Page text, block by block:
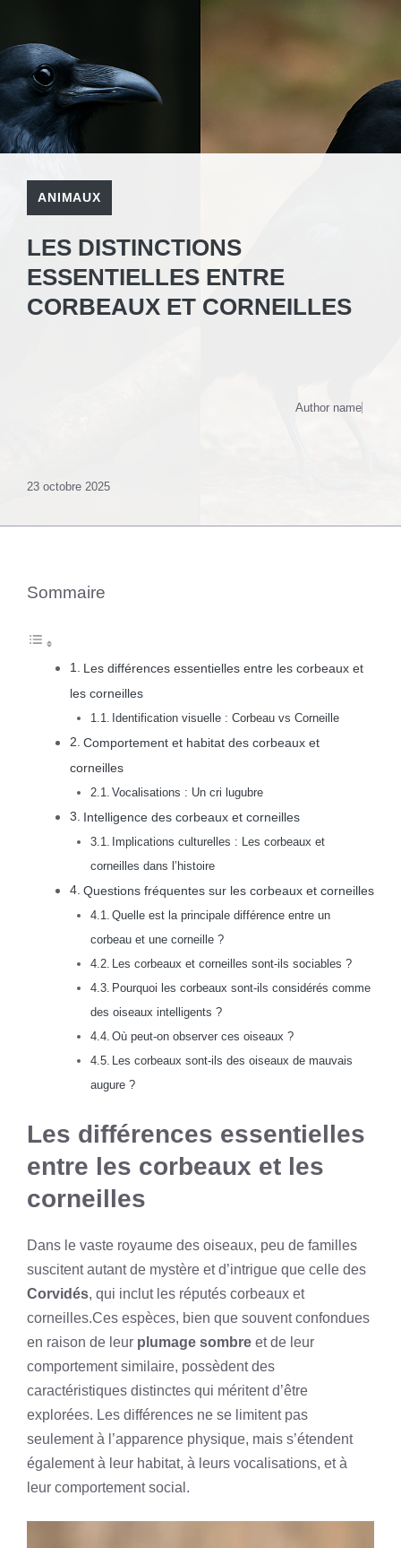
ANIMAUX
LES DISTINCTIONS
ESSENTIELLES ENTRE
CORBEAUX ET CORNEILLES
Author name
23 octobre 2025
Sommaire
Les différences essentielles entre les corbeaux et
les corneilles
Identification visuelle : Corbeau vs Corneille
Comportement et habitat des corbeaux et
corneilles
Vocalisations : Un cri lugubre
Intelligence des corbeaux et corneilles
Implications culturelles : Les corbeaux et
corneilles dans l’histoire
Questions fréquentes sur les corbeaux et corneilles
Quelle est la principale différence entre un
corbeau et une corneille ?
Les corbeaux et corneilles sont-ils sociables ?
Pourquoi les corbeaux sont-ils considérés comme
des oiseaux intelligents ?
Où peut-on observer ces oiseaux ?
Les corbeaux sont-ils des oiseaux de mauvais
augure ?
Les différences essentielles
entre les corbeaux et les
corneilles
Dans le vaste royaume des oiseaux, peu de familles
suscitent autant de mystère et d’intrigue que celle des
Corvidés, qui inclut les réputés corbeaux et
corneilles.Ces espèces, bien que souvent confondues
en raison de leur plumage sombre et de leur
comportement similaire, possèdent des
caractéristiques distinctes qui méritent d’être
explorées. Les différences ne se limitent pas
seulement à l’apparence physique, mais s’étendent
également à leur habitat, à leurs vocalisations, et à
leur comportement social.